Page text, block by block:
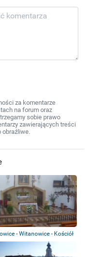
za komentarze
na forum oraz
sobie prawo
zawierających treści
obraźliwe.
- Witanowice - Kościół
pw. św....